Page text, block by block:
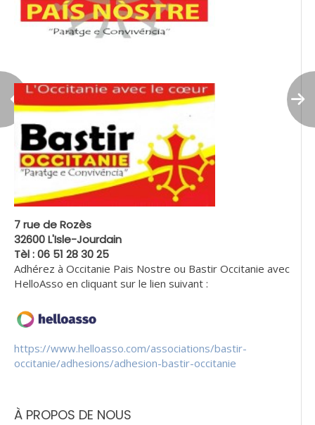
7 rue de Rozès
32600 L'Isle-Jourdain
Tèl : 06 51 28 30 25
Adhérez à Occitanie Pais Nostre ou Bastir Occitanie avec
HelloAsso en cliquant sur le lien suivant :
https://www.helloasso.com/associations/bastir-
occitanie/adhesions/adhesion-bastir-occitanie
À PROPOS DE NOUS